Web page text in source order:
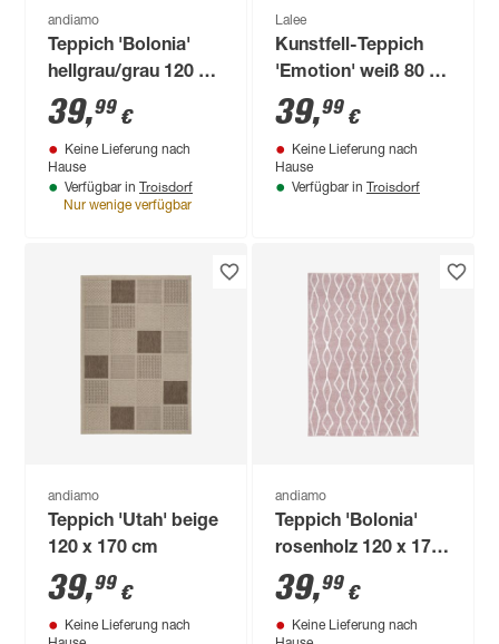
andiamo
Teppich 'Bolonia'
hellgrau/grau 120 x
170 cm
39,99 €
Keine Lieferung nach
Hause
Verfügbar in Troisdorf
Nur wenige verfügbar
Lalee
Kunstfell-Teppich
'Emotion' weiß 80 x
150 cm
39,99 €
Keine Lieferung nach
Hause
Verfügbar in Troisdorf
andiamo
Teppich 'Utah' beige
120 x 170 cm
39,99 €
Keine Lieferung nach
andiamo
Teppich 'Bolonia'
rosenholz 120 x 170
cm
39,99 €
Keine Lieferung nach